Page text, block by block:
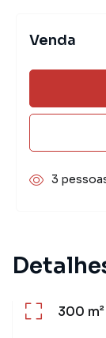
300 m²
Venda
3